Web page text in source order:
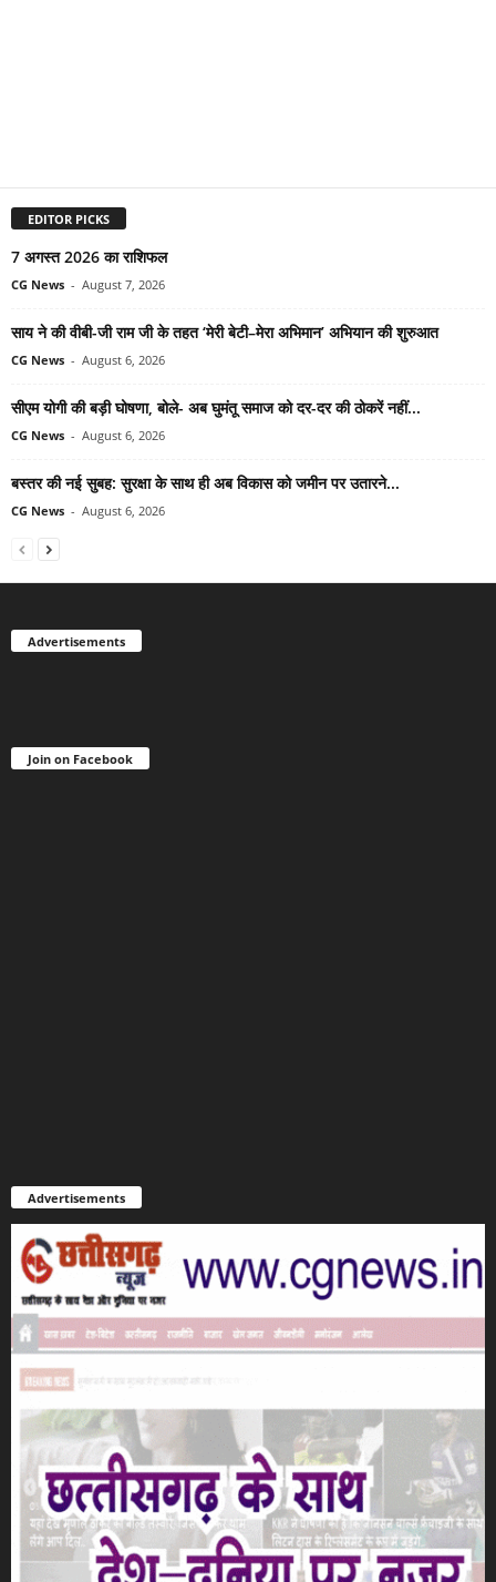
EDITOR PICKS
7 अगस्त 2026 का राशिफल
CG News - August 7, 2026
साय ने की वीबी-जी राम जी के तहत ‘मेरी बेटी–मेरा अभिमान’ अभियान की शुरुआत
CG News - August 6, 2026
सीएम योगी की बड़ी घोषणा, बोले- अब घुमंतू समाज को दर-दर की ठोकरें नहीं...
CG News - August 6, 2026
बस्तर की नई सुबह: सुरक्षा के साथ ही अब विकास को जमीन पर उतारने...
CG News - August 6, 2026
Advertisements
Join on Facebook
Advertisements